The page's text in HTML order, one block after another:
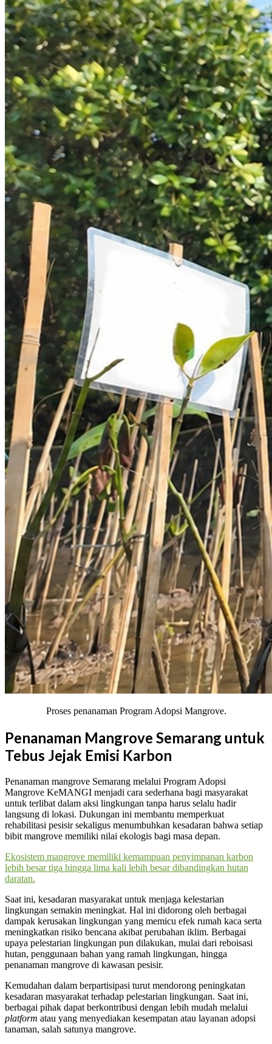
Proses penanaman Program Adopsi Mangrove.
Penanaman Mangrove Semarang untuk
Tebus Jejak Emisi Karbon
Penanaman mangrove Semarang melalui Program Adopsi
Mangrove KeMANGI menjadi cara sederhana bagi masyarakat
untuk terlibat dalam aksi lingkungan tanpa harus selalu hadir
langsung di lokasi. Dukungan ini membantu memperkuat
rehabilitasi pesisir sekaligus menumbuhkan kesadaran bahwa setiap
bibit mangrove memiliki nilai ekologis bagi masa depan.
Ekosistem mangrove memiliki kemampuan penyimpanan karbon
lebih besar tiga hingga lima kali lebih besar dibandingkan hutan
daratan.
Saat ini, kesadaran masyarakat untuk menjaga kelestarian
lingkungan semakin meningkat. Hal ini didorong oleh berbagai
dampak kerusakan lingkungan yang memicu efek rumah kaca serta
meningkatkan risiko bencana akibat perubahan iklim. Berbagai
upaya pelestarian lingkungan pun dilakukan, mulai dari reboisasi
hutan, penggunaan bahan yang ramah lingkungan, hingga
penanaman mangrove di kawasan pesisir.
Kemudahan dalam berpartisipasi turut mendorong peningkatan
kesadaran masyarakat terhadap pelestarian lingkungan. Saat ini,
berbagai pihak dapat berkontribusi dengan lebih mudah melalui
platform atau yang menyediakan kesempatan atau layanan adopsi
tanaman, salah satunya mangrove.